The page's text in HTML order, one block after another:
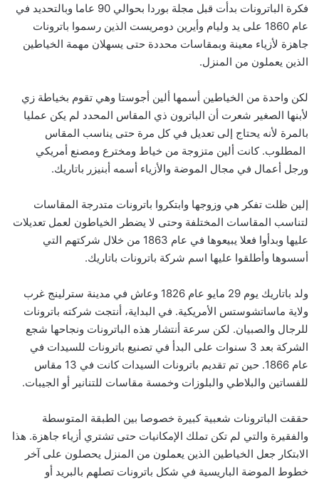
فكرة الباترونات بدأت قبل مجلة بوردا بحوالي 90 عاما وبالتحديد في
عام 1860 على يد وليام وأيرين دومريست الذين رسموا باترونات
جاهزة لأزياء معينة وبمقاسات محددة حتى يسهلان مهمة الخياطين
الذين يعملون من المنزل.
لكن واحدة من الخياطين أسمها ألين أجوستا وهي تقوم بخياطة زي
لأبنها الصغير شعرت أن الباترون ذي المقاس المحدد لم يكن عمليا
بالمرة لأنه يحتاج إلى تعديل في كل مرة حتى يناسب المقاس
المطلوب. كانت ألين متزوجة من خياط ومخترع ومصنع أمريكي
ورجل أعمال في مجال الموضة والأزياء أسمه أبنيزر باتاريك.
إلين ظلت تفكر هي وزوجها وابتكروا باترونات متدرجة المقاسات
لتناسب المقاسات المختلفة وحتى لا يضطر الخياطون لعمل تعديلات
عليها وبدأوا فعلا يبيعوها في عام 1863 من خلال شركتهم التي
أسسوها وأطلقوا عليها اسم شركة باترونات باتاريك.
ولد باتاريك يوم 29 مايو عام 1826 وعاش في مدينة سترلينج غرب
ولاية ماساتشوستس الأمريكية. في البداية، أنتجت شركته باترونات
للرجال والصبيان. لكن سرعة أنتشار هذه الباترونات ونجاحها شجع
الشركة بعد 3 سنوات على البدأ في تصنيع باترونات للسيدات في
عام 1866. حين تم تقديم باترونات السيدات كانت في 13 مقاس
للفساتين والبلاطي والبلوزات وخمسة مقاسات للتنانير أو الجيبات.
حققت الباترونات شعبية كبيرة خصوصا بين الطبقة المتوسطة
والفقيرة والتي لم تكن تملك الإمكانيات حتى تشتري أزياء جاهزة. هذا
الابتكار جعل الخياطين الذين يعملون من المنزل يحصلون على آخر
خطوط الموضة الباريسية في شكل باترونات تصلهم بالبريد أو